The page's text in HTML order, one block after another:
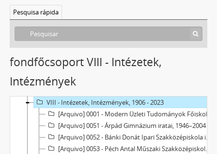
Pesquisa rápida
fondfőcsoport VIII - Intézetek,
Intézmények
Tatabánya Megyei Jogú Város Levéltára
V - Mezővárosok, 1774 - 1969
VIII - Intézetek, Intézmények, 1906 - 2023
[Arquivo] 0001 - Modern Üzleti Tudományok Főiskolája Alapítvány Kuratóriuma, 1988–2006
[Arquivo] 0051 - Árpád Gimnázium iratai, 1946–2004
[Arquivo] 0052 - Bánki Donát Ipari Szakközépiskola iratai, 1966–1999
[Arquivo] 0053 - Péch Antal Műszaki Szakközépiskola és Gimnázium, 1896–1990